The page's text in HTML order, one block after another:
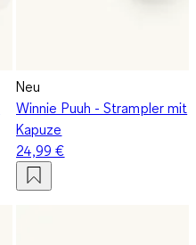
Neu
Winnie Puuh - Strampler mit
Kapuze
24,99 €